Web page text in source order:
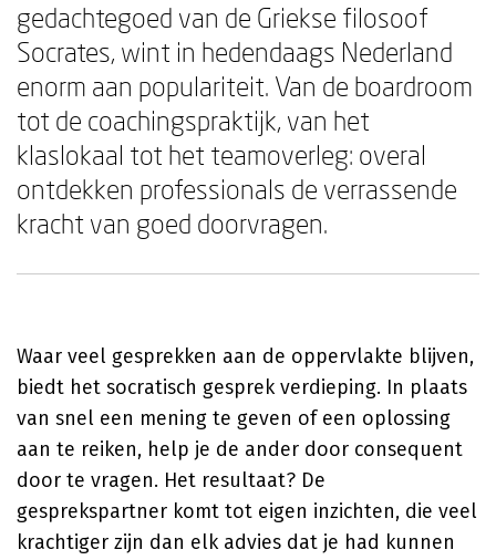
gedachtegoed van de Griekse filosoof
Socrates, wint in hedendaags Nederland
enorm aan populariteit. Van de boardroom
tot de coachingspraktijk, van het
klaslokaal tot het teamoverleg: overal
ontdekken professionals de verrassende
kracht van goed doorvragen.
Waar veel gesprekken aan de oppervlakte blijven,
biedt het socratisch gesprek verdieping. In plaats
van snel een mening te geven of een oplossing
aan te reiken, help je de ander door consequent
door te vragen. Het resultaat? De
gesprekspartner komt tot eigen inzichten, die veel
krachtiger zijn dan elk advies dat je had kunnen